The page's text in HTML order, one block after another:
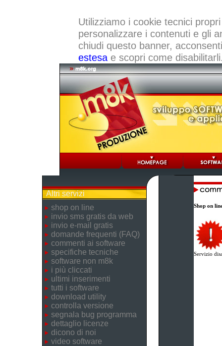
Utilizziamo i cookie tecnici
personalizzare i contenuti e gli
chiudi questo banner,
estesae scopri come
Altri servizi
shop on line
invio sms gratis da web
invio e-mail gratis
domande frequenti (FAQ)
commenti ai software
specifiche tecniche
software non m8k
i più cliccati
ultimi inserimenti
tutti i software
download utility
controlla versione
segnala bug programma
dettaglio licenze
dicono di noi
video software
Shop on
Servizio